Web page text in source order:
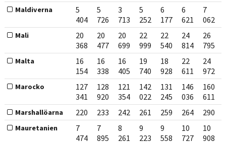
Maldiverna
5
404
5
726
3
713
5
252
6
177
6
621
7
062
Mali
20
368
20
477
20
699
22
999
22
540
24
814
26
795
Malta
16
154
16
338
16
405
19
740
18
928
22
611
24
972
Marocko
127
341
128
920
121
354
142
022
131
245
146
036
160
611
Marshallöarna 220 233 242 261 259 264 290
Mauretanien
7
474
7
895
8
261
9
223
9
558
10
727
10
908